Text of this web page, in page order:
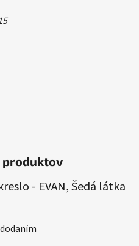
produktov
- EVAN, Šedá látka